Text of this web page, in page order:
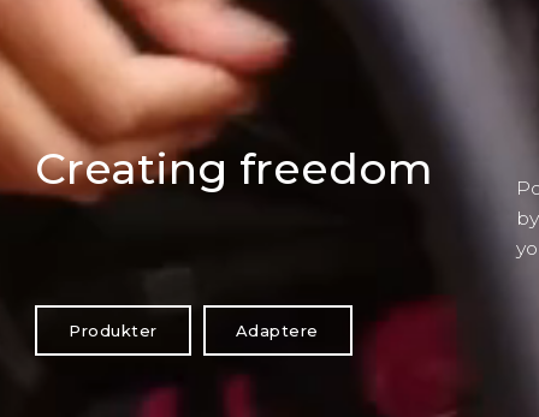
Creating freedom
by
Produkter Adaptere